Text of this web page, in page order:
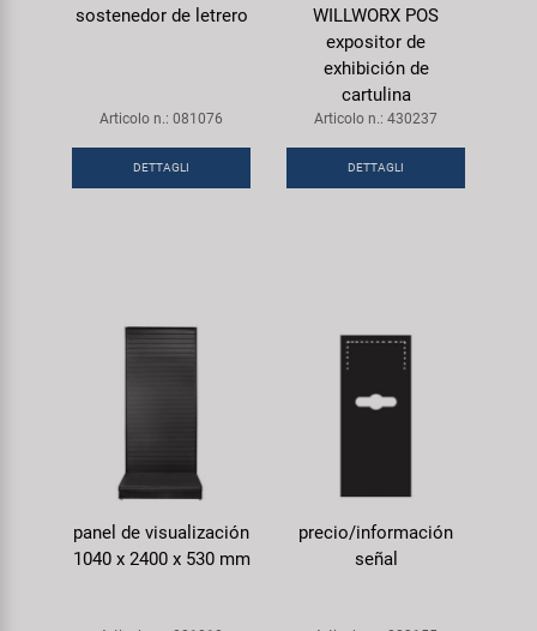
sostenedor de letrero
Articolo n.: 081076
DETTAGLI
WILLWORX POS
expositor de
exhibición de
cartulina
Articolo n.: 430237
DETTAGLI
panel de visualización
1040 x 2400 x 530 mm
precio/información
señal